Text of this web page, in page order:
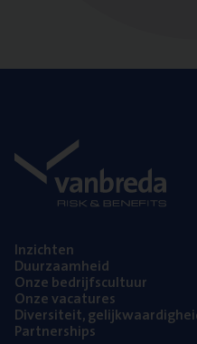
Inzich­ten
Duur­zaam­heid
Onze bedrijfs­cul­tuur
Onze vaca­tu­res
Diver­si­teit,
Part­ner­ships